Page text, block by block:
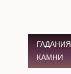
ГАДАНИЯ
КАМНИ